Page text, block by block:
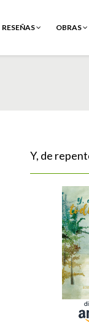
RESEÑAS OBRAS
Y, de